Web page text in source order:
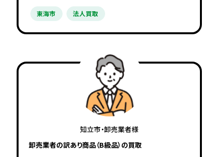
東海市 法人買取
知立市・卸売業者様
卸売業者の訳あり商品（B級品）の買取